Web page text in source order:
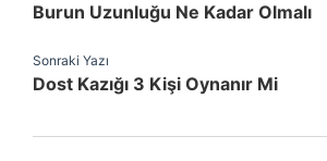
Burun Uzunluğu Ne Kadar Olmalı
Sonraki Yazı
Dost Kazığı 3 Kişi Oynanır Mi